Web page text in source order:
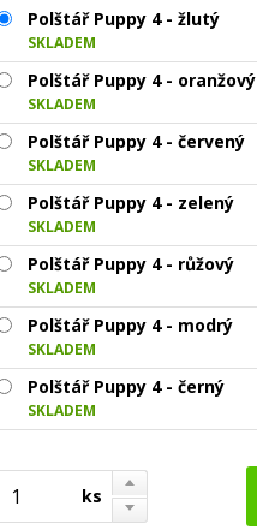
Polštář Puppy 4 - žlutý
SKLADEM
Polštář Puppy 4 - oranžový
SKLADEM
Polštář Puppy 4 - červený
SKLADEM
Polštář Puppy 4 - zelený
SKLADEM
Polštář Puppy 4 - růžový
SKLADEM
Polštář Puppy 4 - modrý
SKLADEM
Polštář Puppy 4 - černý
SKLADEM
ks